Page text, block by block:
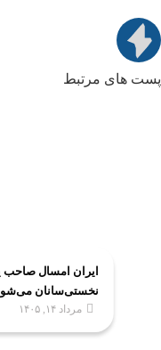
پست های مرتبط
ایران امسال صاحب
نخستی‌سانان
مرداد ۱۴, ۱۴۰۵